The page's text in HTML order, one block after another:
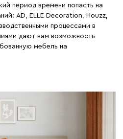
период времени попасть на
AD, ELLE Decoration, Houzz,
процессами в
дают нам возможность
мебель на